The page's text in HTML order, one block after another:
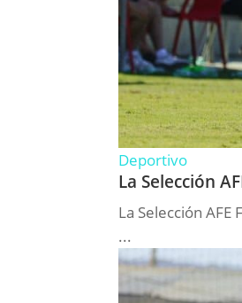
Deportivo
La Selección
La Selección
...